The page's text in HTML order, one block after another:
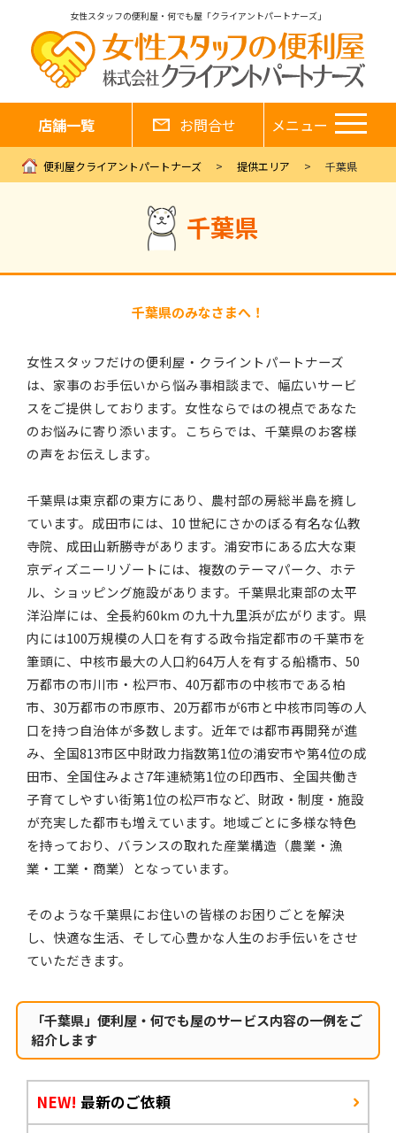
女性スタッフの便利屋・何でも屋「クライアントパートナーズ」
店舗一覧 お問合せ メニュー
便利屋クライアントパートナーズ 提供エリア 千葉県
千葉県
千葉県のみなさまへ！
女性スタッフだけの便利屋・クライントパートナーズ
は、家事のお手伝いから悩み事相談まで、幅広いサービ
スをご提供しております。女性ならではの視点であなた
のお悩みに寄り添います。こちらでは、千葉県のお客様
の声をお伝えします。
千葉県は東京都の東方にあり、農村部の房総半島を擁し
ています。成田市には、10 世紀にさかのぼる有名な仏教
寺院、成田山新勝寺があります。浦安市にある広大な東
京ディズニーリゾートには、複数のテーマパーク、ホテ
ル、ショッピング施設があります。千葉県北東部の太平
洋沿岸には、全長約60km の九十九里浜が広がります。県
内には100万規模の人口を有する政令指定都市の千葉市を
筆頭に、中核市最大の人口約64万人を有する船橋市、50
万都市の市川市・松戸市、40万都市の中核市である柏
市、30万都市の市原市、20万都市が6市と中核市同等の人
口を持つ自治体が多数します。近年では都市再開発が進
み、全国813市区中財政力指数第1位の浦安市や第4位の成
田市、全国住みよさ7年連続第1位の印西市、全国共働き
子育てしやすい街第1位の松戸市など、財政・制度・施設
が充実した都市も増えています。地域ごとに多様な特色
を持っており、バランスの取れた産業構造（農業・漁
業・工業・商業）となっています。
そのような千葉県にお住いの皆様のお困りごとを解決
し、快適な生活、そして心豊かな人生のお手伝いをさせ
ていただきます。
「千葉県」便利屋・何でも屋のサービス内容の一例をご
紹介します
NEW! 最新のご依頼